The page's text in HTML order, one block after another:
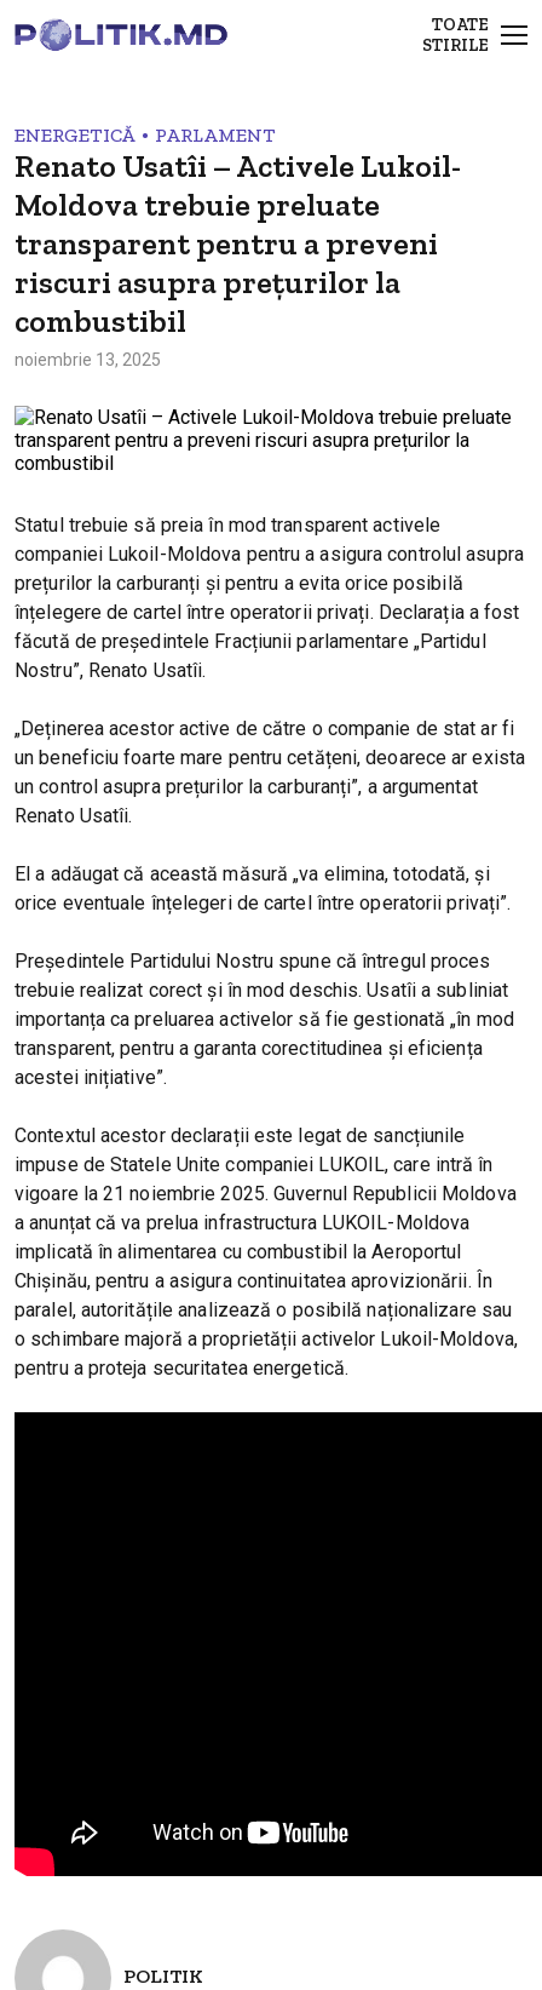
TOATE
STIRILE
ENERGETICĂ • PARLAMENT
Renato Usatîi – Activele Lukoil-
Moldova trebuie preluate
transparent pentru a preveni
riscuri asupra prețurilor la
combustibil
noiembrie 13, 2025
Statul trebuie să preia în mod transparent activele
companiei Lukoil-Moldova pentru a asigura controlul asupra
prețurilor la carburanți și pentru a evita orice posibilă
înțelegere de cartel între operatorii privați. Declarația a fost
făcută de președintele Fracțiunii parlamentare „Partidul
Nostru”, Renato Usatîi.
„Deținerea acestor active de către o companie de stat ar fi
un beneficiu foarte mare pentru cetățeni, deoarece ar exista
un control asupra prețurilor la carburanți”, a argumentat
Renato Usatîi.
El a adăugat că această măsură „va elimina, totodată, și
orice eventuale înțelegeri de cartel între operatorii privați”.
Președintele Partidului Nostru spune că întregul proces
trebuie realizat corect și în mod deschis. Usatîi a subliniat
importanța ca preluarea activelor să fie gestionată „în mod
transparent, pentru a garanta corectitudinea și eficiența
acestei inițiative”.
Contextul acestor declarații este legat de sancțiunile
impuse de Statele Unite companiei LUKOIL, care intră în
vigoare la 21 noiembrie 2025. Guvernul Republicii Moldova
a anunțat că va prelua infrastructura LUKOIL-Moldova
implicată în alimentarea cu combustibil la Aeroportul
Chișinău, pentru a asigura continuitatea aprovizionării. În
paralel, autoritățile analizează o posibilă naționalizare sau
o schimbare majoră a proprietății activelor Lukoil-Moldova,
pentru a proteja securitatea energetică.
POLITIK